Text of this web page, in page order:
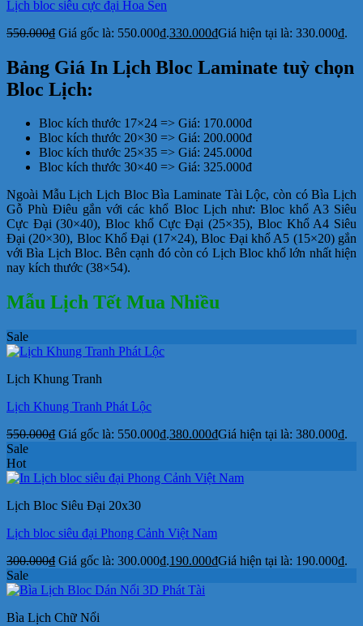
Lịch bloc siêu cực đại Hoa Sen
550.000₫ Giá gốc là: 550.000₫.330.000₫Giá hiện tại là: 330.000₫.
Bảng Giá In Lịch Bloc Laminate tuỳ chọn
Bloc Lịch:
Bloc kích thước 17×24 => Giá: 170.000đ
Bloc kích thước 20×30 => Giá: 200.000đ
Bloc kích thước 25×35 => Giá: 245.000đ
Bloc kích thước 30×40 => Giá: 325.000đ
Ngoài Mẫu Lịch Lịch Bloc Bìa Laminate Tài Lộc, còn có Bìa Lịch
Gỗ Phù Điêu gắn với các khổ Bloc Lịch như: Bloc khổ A3 Siêu
Cực Đại (30×40), Bloc khổ Cực Đại (25×35), Bloc Khổ A4 Siêu
Đại (20×30), Bloc Khổ Đại (17×24), Bloc Đại khổ A5 (15×20) gắn
với Bìa Lịch Bloc. Bên cạnh đó còn có Lịch Bloc khổ lớn nhất hiện
nay kích thước (38×54).
Mẫu Lịch Tết Mua Nhiều
Sale
Lịch Khung Tranh
Lịch Khung Tranh Phát Lộc
550.000₫ Giá gốc là: 550.000₫.380.000₫Giá hiện tại là: 380.000₫.
Sale
Hot
Lịch Bloc Siêu Đại 20x30
Lịch bloc siêu đại Phong Cảnh Việt Nam
300.000₫ Giá gốc là: 300.000₫.190.000₫Giá hiện tại là: 190.000₫.
Sale
Bìa Lịch Chữ Nổi